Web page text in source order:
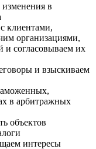
в
клиентами,
организациями,
и согласовываем их
и взыскиваем
в арбитражных
объектов
интересы